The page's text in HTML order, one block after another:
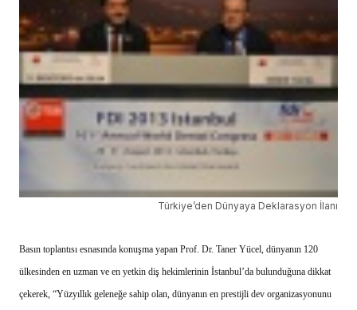
Türkiye’den Dünyaya Deklarasyon İlanı
Basın toplantısı esnasında konuşma yapan Prof. Dr. Taner Yücel, dünyanın 120
ülkesinden en uzman ve en yetkin diş hekimlerinin İstanbul’da bulunduğuna dikkat
çekerek, “Yüzyıllık geleneğe sahip olan, dünyanın en prestijli dev organizasyonunu